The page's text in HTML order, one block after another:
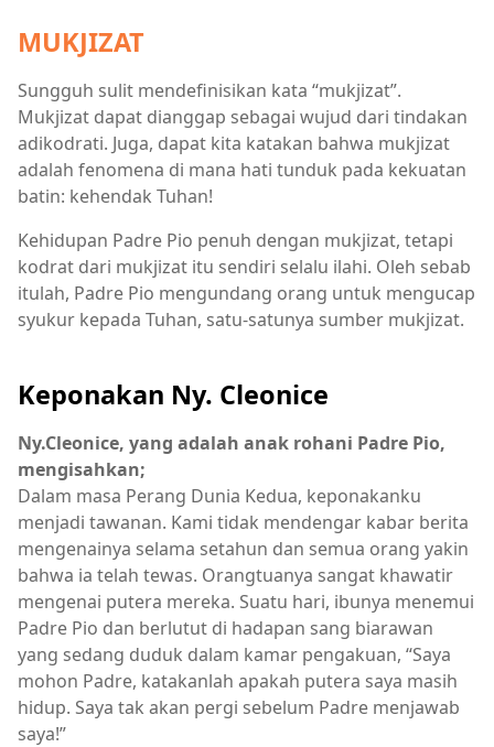
MUKJIZAT
Sungguh sulit mendefinisikan kata “mukjizat”.
Mukjizat dapat dianggap sebagai wujud dari tindakan
adikodrati. Juga, dapat kita katakan bahwa mukjizat
adalah fenomena di mana hati tunduk pada kekuatan
batin: kehendak Tuhan!
Kehidupan Padre Pio penuh dengan mukjizat, tetapi
kodrat dari mukjizat itu sendiri selalu ilahi. Oleh sebab
itulah, Padre Pio mengundang orang untuk mengucap
syukur kepada Tuhan, satu-satunya sumber mukjizat.
Keponakan Ny. Cleonice
Ny.Cleonice, yang adalah anak rohani Padre Pio,
mengisahkan;
Dalam masa Perang Dunia Kedua, keponakanku
menjadi tawanan. Kami tidak mendengar kabar berita
mengenainya selama setahun dan semua orang yakin
bahwa ia telah tewas. Orangtuanya sangat khawatir
mengenai putera mereka. Suatu hari, ibunya menemui
Padre Pio dan berlutut di hadapan sang biarawan
yang sedang duduk dalam kamar pengakuan, “Saya
mohon Padre, katakanlah apakah putera saya masih
hidup. Saya tak akan pergi sebelum Padre menjawab
saya!”